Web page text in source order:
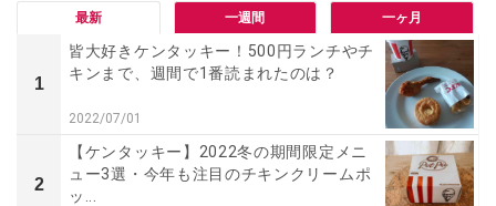
最新 一週間 一ヶ月
1
皆大好きケンタッキー！500円ランチやチ
キンまで、週間で1番読まれたのは？
2022/07/01
2
【ケンタッキー】2022冬の期間限定メニ
ュー3選・今年も注目のチキンクリームポ
ッ...